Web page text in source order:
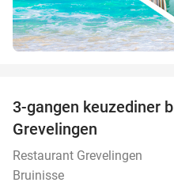
3-gangen keuzediner
Grevelingen
Restaurant Grevelingen
Bruinisse